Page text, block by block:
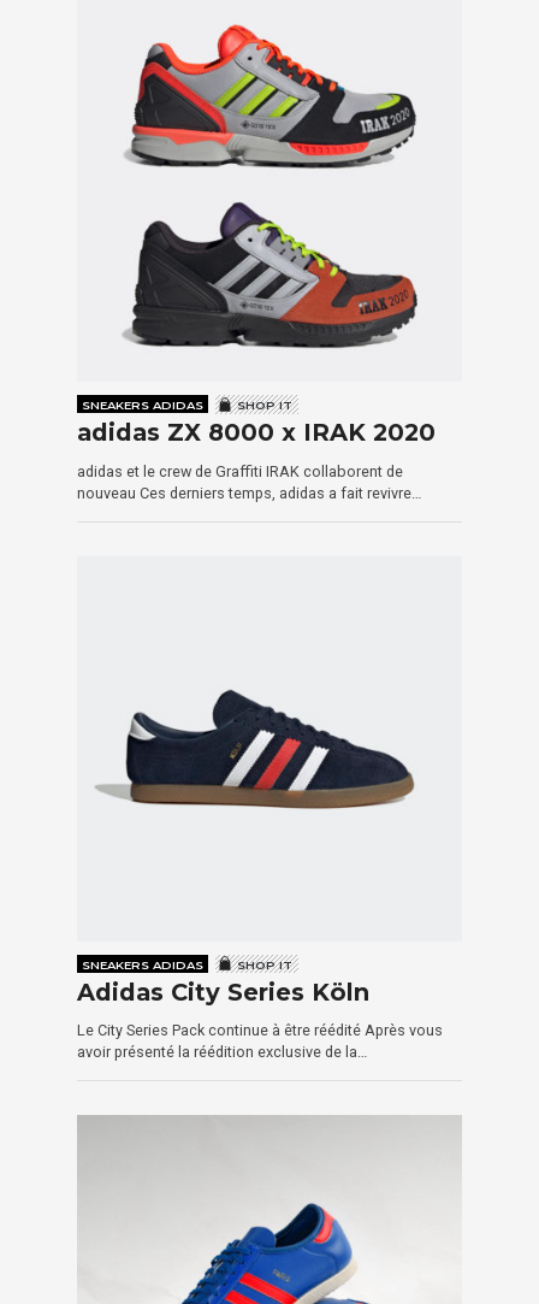
SNEAKERS ADIDAS SHOP IT
adidas ZX 8000 x IRAK 2020
adidas et le crew de Graffiti IRAK collaborent de
nouveau Ces derniers temps, adidas a fait revivre…
SNEAKERS ADIDAS SHOP IT
Adidas City Series Köln
Le City Series Pack continue à être réédité Après vous
avoir présenté la réédition exclusive de la…